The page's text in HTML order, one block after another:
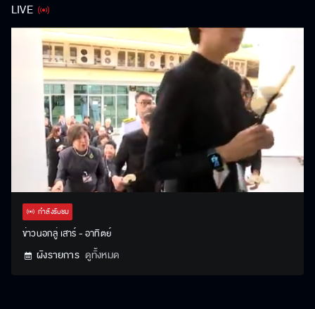
LIVE
UnmuteStream Settings
กำลังรับชม
ข่าวนอกลู่ เสาร์ - อาทิตย์
ผังรายการ ดูทั้งหมด